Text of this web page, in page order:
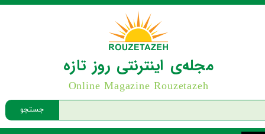
جستجو
مجله‌ی اینترنتی روز تازه
Online Magazine Rouzetazeh